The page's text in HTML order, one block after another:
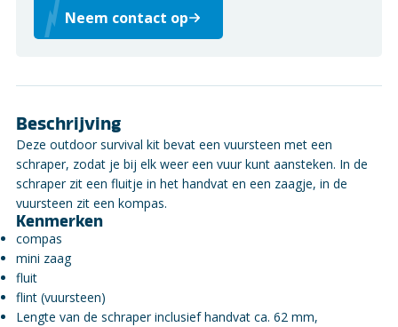
Neem contact op
Beschrijving
Deze outdoor survival kit bevat een vuursteen met een
schraper, zodat je bij elk weer een vuur kunt aansteken. In de
schraper zit een fluitje in het handvat en een zaagje, in de
vuursteen zit een kompas.
Kenmerken
compas
mini zaag
fluit
flint (vuursteen)
Lengte van de schraper inclusief handvat ca. 62 mm,